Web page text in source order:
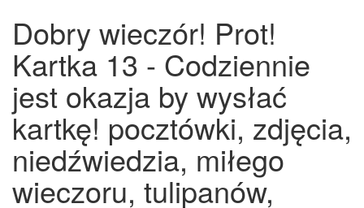
Dobry wieczór! Prot!
Kartka 13 - Codziennie
jest okazja by wysłać
kartkę! pocztówki, zdjęcia,
niedźwiedzia, miłego
wieczoru, tulipanów,